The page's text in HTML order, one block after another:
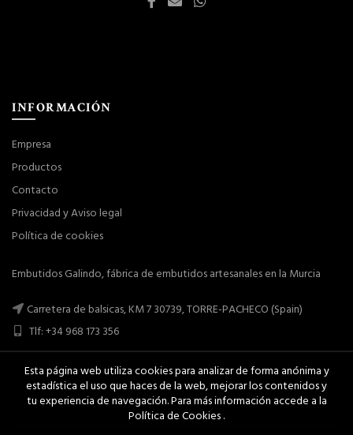
INFORMACIÓN
Empresa
Productos
Contacto
Privacidad y Aviso legal
Política de cookies
Embutidos Galindo, fábrica de embutidos artesanales en la Murcia
Carretera de balsicas, KM 7 30739, TORRE-PACHECO (Spain)
Tlf: +34 968 173 356
Esta página web utiliza cookies para analizar de forma anónima y
estadística el uso que haces de la web, mejorar los contenidos y
tu experiencia de navegación. Para más información accede a la
Política de Cookies .